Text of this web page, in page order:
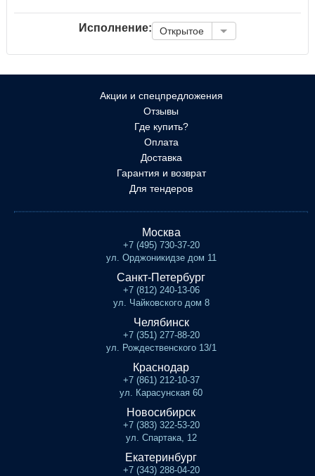
Исполнение: Открытое
Акции и спецпредложения
Отзывы
Где купить?
Оплата
Доставка
Гарантия и возврат
Для тендеров
Москва
+7 (495) 730-37-20
ул. Орджоникидзе дом 11
Санкт-Петербург
+7 (812) 240-13-06
ул. Чайковского дом 8
Челябинск
+7 (351) 277-88-20
ул. Рождественского 13/1
Краснодар
+7 (861) 212-10-37
ул. Карасунская 60
Новосибирск
+7 (383) 322-53-20
ул. Спартака, 12
Екатеринбург
+7 (343) 288-04-20